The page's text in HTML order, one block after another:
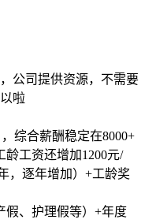
公司提供资源，不需要
啦
综合薪酬稳定在8000+
工资还增加1200元/
，逐年增加）+工龄奖
假、护理假等）+年度